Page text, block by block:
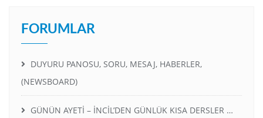
FORUMLAR
DUYURU PANOSU, SORU, MESAJ, HABERLER,
(NEWSBOARD)
GÜNÜN AYETİ – İNCİL’DEN GÜNLÜK KISA DERSLER …